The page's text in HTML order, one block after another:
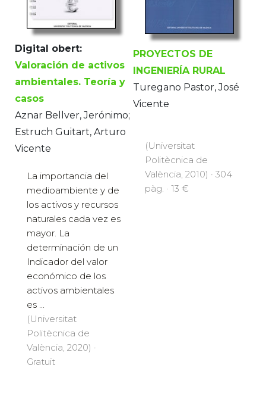
Digital obert:
Valoración de activos
ambientales. Teoría y
casos
Aznar Bellver, Jerónimo;
Estruch Guitart, Arturo
Vicente
La importancia del
medioambiente y de
los activos y recursos
naturales cada vez es
mayor. La
determinación de un
Indicador del valor
económico de los
activos ambientales
es ...
(Universitat
Politècnica de
València, 2020) ·
Gratuït
PROYECTOS DE
INGENIERÍA RURAL
Turegano Pastor, José
Vicente
(Universitat
Politècnica de
València, 2010) · 304
pàg. · 13 €